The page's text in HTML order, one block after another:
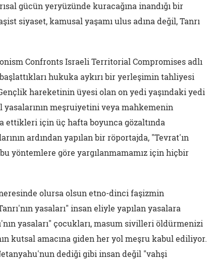
gücün yeryüzünde kuracağına inandığı bir
siyaset, kamusal yaşamı ulus adına değil, Tanrı
Confronts Israeli Territorial Compromises adlı
hukuka aykırı bir yerleşimin tahliyesi
hareketinin üyesi olan on yedi yaşındaki yedi
yasalarının meşruiyetini veya mahkemenin
için üç hafta boyunca gözaltında
ardından yapılan bir röportajda, "Tevrat'ın
yöntemlere göre yargılanmamamız için hiçbir
olursa olsun etno-dinci faşizmin
yasaları" insan eliyle yapılan yasalara
yasaları" çocukları, masum sivilleri öldürmenizi
kutsal amacına giden her yol meşru kabul ediliyor.
dediği gibi insan değil "vahşi